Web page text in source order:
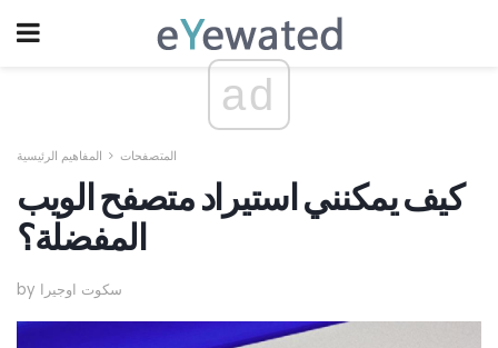
ad
المتصفحات المفاهيم الرئيسية
كيف يمكنني استيراد متصفح الويب
المفضلة؟
by سكوت اوجيرا